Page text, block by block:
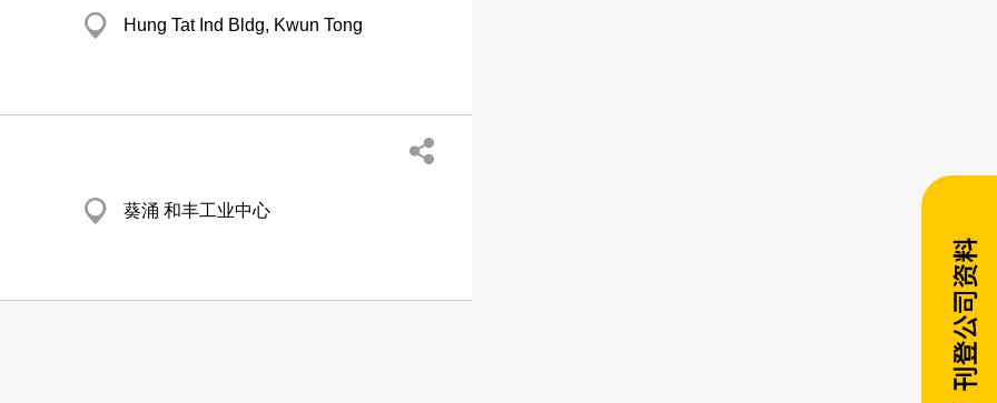
Hung Tat Ind Bldg, Kwun Tong
葵涌 和丰工业中心